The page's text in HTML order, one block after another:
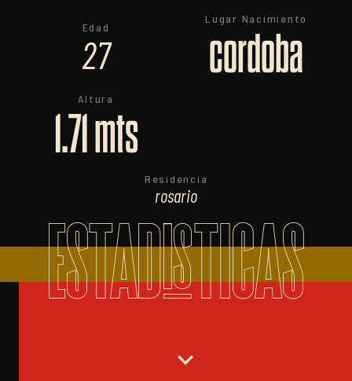
Edad
27
Lugar Nacimiento
cordoba
Altura
1.71 mts
Residencia
rosario
ESTADISTICAS
expand_more